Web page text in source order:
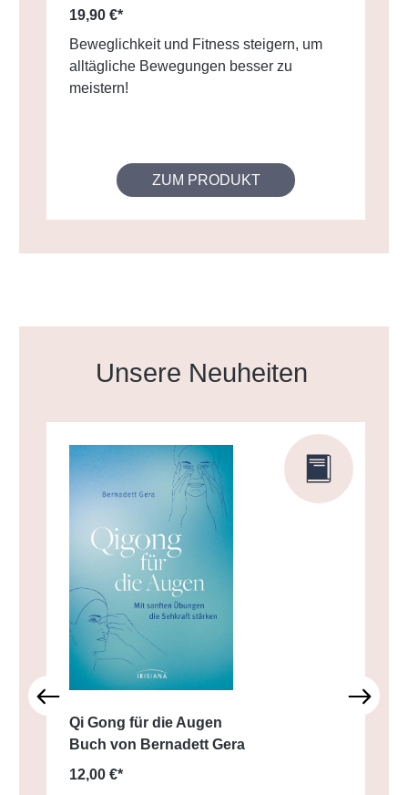
19,90 €*
Beweglichkeit und Fitness steigern, um
alltägliche Bewegungen besser zu
meistern!
ZUM PRODUKT
Produktgalerie überspringen
Unsere Neuheiten
Qi Gong für die Augen
Buch von Bernadett Gera
12,00 €*